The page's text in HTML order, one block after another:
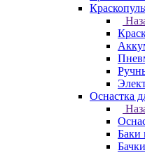
Оснастка
Баки
Бачки